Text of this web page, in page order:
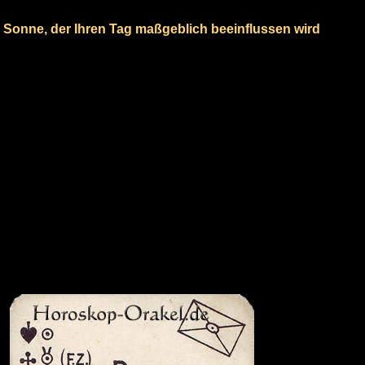
der Ihren Tag maßgeblich beeinflussen wird